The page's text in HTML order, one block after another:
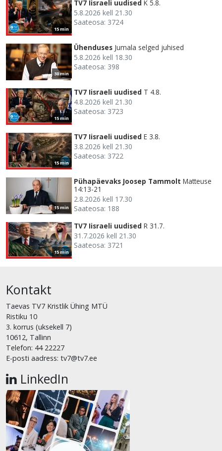
15 min
TV7 Iisraeli uudised K 5.8.
5.8.2026 kell 21.30
Saateosa: 3724
30 min
Ühenduses Jumala selged juhised
5.8.2026 kell 18.30
Saateosa: 398
15 min
TV7 Iisraeli uudised T 4.8.
4.8.2026 kell 21.30
Saateosa: 3723
15 min
TV7 Iisraeli uudised E 3.8.
3.8.2026 kell 21.30
Saateosa: 3722
15 min
Pühapäevaks Joosep Tammolt Matteuse
14:13-21
2.8.2026 kell 17.30
Saateosa: 188
15 min
TV7 Iisraeli uudised R 31.7.
31.7.2026 kell 21.30
Saateosa: 3721
Kontakt
Taevas TV7 Kristlik Ühing MTÜ
Ristiku 10
3. korrus (uksekell 7)
10612, Tallinn
Telefon: 44 22227
E-posti aadress: tv7@tv7.ee
LinkedIn